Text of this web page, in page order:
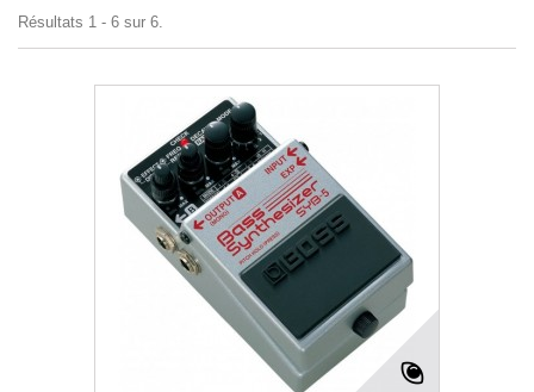
Résultats 1 - 6 sur 6.